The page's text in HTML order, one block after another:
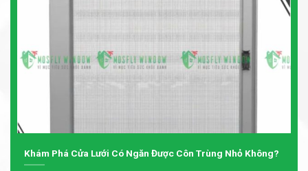
Khám Phá Cửa Lưới Có Ngăn Được Côn Trùng Nhỏ Không?